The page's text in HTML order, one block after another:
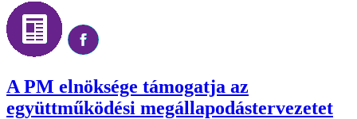
A PM elnöksége támogatja az
együttműködési megállapodástervezetet